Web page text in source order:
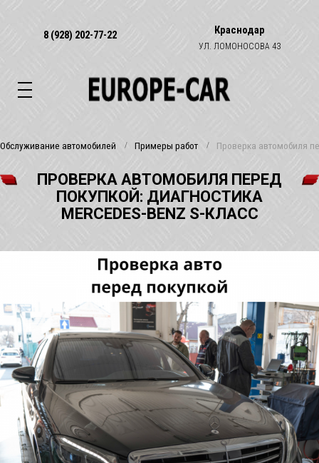
8 (928) 202-77-22 Краснодар
УЛ. ЛОМОНОСОВА 43
Обслуживание автомобилей Примеры работ Проверка автомобиля
ПРОВЕРКА АВТОМОБИЛЯ ПЕРЕД
ПОКУПКОЙ: ДИАГНОСТИКА
MERCEDES-BENZ S-КЛАСС